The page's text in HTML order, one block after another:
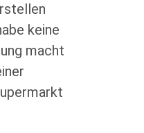
keine
macht